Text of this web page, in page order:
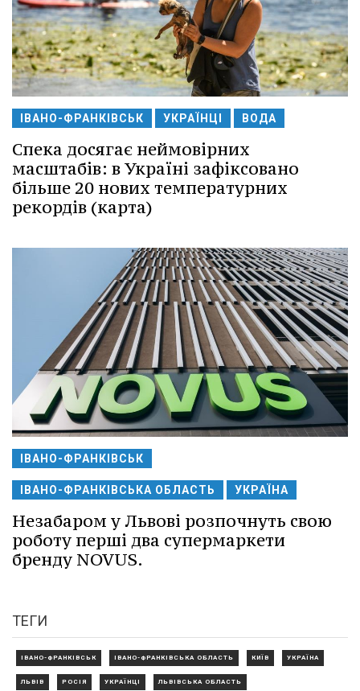
ІВАНО-ФРАНКІВСЬК УКРАЇНЦІ ВОДА
Спека досягає неймовірних
масштабів: в Україні зафіксовано
більше 20 нових температурних
рекордів (карта)
ІВАНО-ФРАНКІВСЬК
ІВАНО-ФРАНКІВСЬКА ОБЛАСТЬ УКРАЇНА
Незабаром у Львові розпочнуть свою
роботу перші два супермаркети
бренду NOVUS.
ТЕГИ
ІВАНО-ФРАНКІВСЬК ІВАНО-ФРАНКІВСЬКА ОБЛАСТЬ КИЇВ УКРАЇНА
ЛЬВІВ РОСІЯ УКРАЇНЦІ ЛЬВІВСЬКА ОБЛАСТЬ